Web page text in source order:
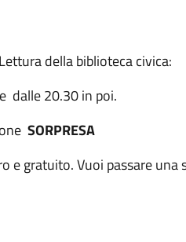
della biblioteca civica:
dalle 20.30 in poi.
SORPRESA
e gratuito. Vuoi passare